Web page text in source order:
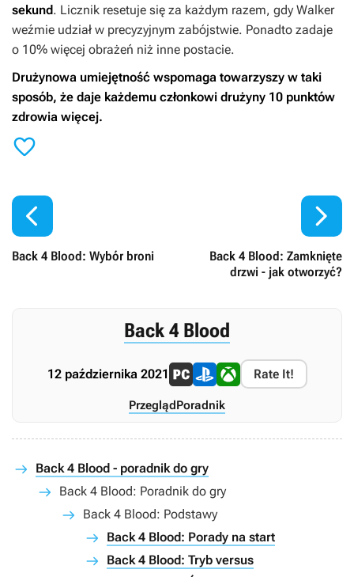
sekund. Licznik resetuje się za każdym razem, gdy Walker
weźmie udział w precyzyjnym zabójstwie. Ponadto zadaje
o 10% więcej obrażeń niż inne postacie.
Drużynowa umiejętność wspomaga towarzyszy w taki
sposób, że daje każdemu członkowi drużyny 10 punktów
zdrowia więcej.


Back 4 Blood: Wybór broni
Back 4 Blood: Zamknięte
drzwi - jak otworzyć?

Back 4 Blood
12 października 2021 Rate It!
PrzeglądPoradnik
Back 4 Blood - poradnik do gry
Back 4 Blood: Poradnik do gry
Back 4 Blood: Podstawy
Back 4 Blood: Porady na start
Back 4 Blood: Tryb versus